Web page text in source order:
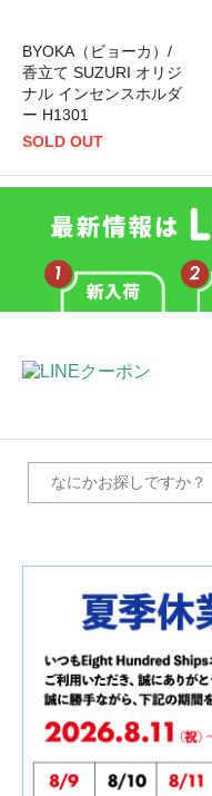
BYOKA（ビョーカ）/
香立て SUZURI オリジ
ナル インセンスホルダ
ー H1301
SOLD OUT